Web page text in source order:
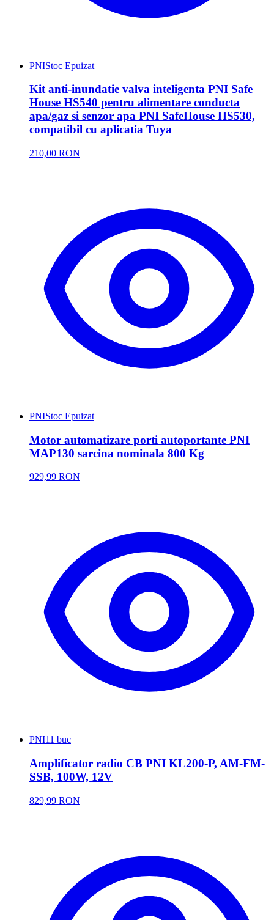
PNIStoc Epuizat
Kit anti-inundatie valva inteligenta PNI Safe
House HS540 pentru alimentare conducta
apa/gaz si senzor apa PNI SafeHouse HS530,
compatibil cu aplicatia Tuya
210,00 RON
PNIStoc Epuizat
Motor automatizare porti autoportante PNI
MAP130 sarcina nominala 800 Kg
929,99 RON
PNI11 buc
Amplificator radio CB PNI KL200-P, AM-FM-
SSB, 100W, 12V
829,99 RON